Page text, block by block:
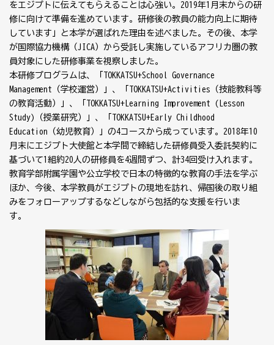
をエジプトに伝えてもらえることは心強い。2019年1月末からの研
修に向けて準備を進めています。研修後の教員の能力向上に期待
しています」と本学が選ばれた理由を述べました。その後、本学
が国際協力機構（JICA）から受託し実施しているアフリカ圏の教
員対象にした研修事業を視察しました。
本研修プログラムは、「TOKKATSU+School Governance
Management（学校運営）」、「TOKKATSU+Activities（技能教科等
の教育活動）」、「TOKKATSU+Learning Improvement (Lesson
Study)（授業研究）」、「TOKKATSU+Early Childhood
Education（幼児教育）」の4コースから成っています。2018年10
月末にエジプト大使館と本学間で締結した研修員受入委託契約に
基づいて1組約20人の研修員を4週間ずつ、計34回受け入れます。
教育学部附属学園や公立学校で日本の特徴的な教育の手法を学ぶ
ほか、今後、本学教員がエジプトの現地を訪れ、帰国後の取り組
みをフォローアップするなどしながら包括的な支援を行いま
す。